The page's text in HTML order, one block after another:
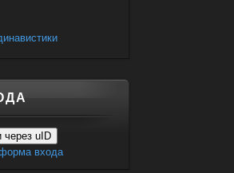
через uID
входа